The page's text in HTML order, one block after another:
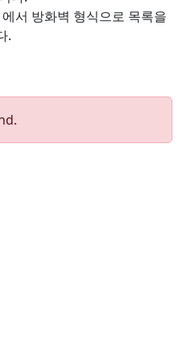
에서 방화벽 형식으로 목록을
.